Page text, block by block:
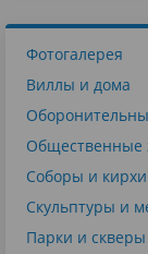
Фотогалерея
Виллы и дома
Общественные
Соборы и кирхи
Скульптуры и
Парки и скверы